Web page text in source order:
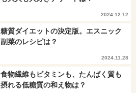
2024.12.12
糖質ダイエットの決定版。エスニック
副菜のレシピは？
2024.11.28
食物繊維もビタミンも、たんぱく質も
摂れる低糖質の和え物は？